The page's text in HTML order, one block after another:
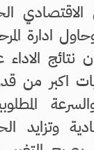
الاقتصادي
ادارة
نتائج
اكبر من
وتزايد